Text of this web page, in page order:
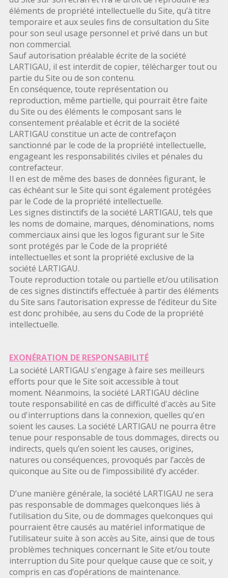
éléments de propriété intellectuelle du Site, qu’à titre
temporaire et aux seules fins de consultation du Site
pour son seul usage personnel et privé dans un but
non commercial.
Sauf autorisation préalable écrite de la société
LARTIGAU, il est interdit de copier, télécharger tout ou
partie du Site ou de son contenu.
En conséquence, toute représentation ou
reproduction, même partielle, qui pourrait être faite
du Site ou des éléments le composant sans le
consentement préalable et écrit de la société
LARTIGAU constitue un acte de contrefaçon
sanctionné par le code de la propriété intellectuelle,
engageant les responsabilités civiles et pénales du
contrefacteur.
Il en est de même des bases de données figurant, le
cas échéant sur le Site qui sont également protégées
par le Code de la propriété intellectuelle.
Les signes distinctifs de la société LARTIGAU, tels que
les noms de domaine, marques, dénominations, noms
commerciaux ainsi que les logos figurant sur le Site
sont protégés par le Code de la propriété
intellectuelles et sont la propriété exclusive de la
société LARTIGAU.
Toute reproduction totale ou partielle et/ou utilisation
de ces signes distinctifs effectuée à partir des éléments
du Site sans l’autorisation expresse de l’éditeur du Site
est donc prohibée, au sens du Code de la propriété
intellectuelle.
EXONÉRATION DE RESPONSABILITÉ
La société LARTIGAU s'engage à faire ses meilleurs
efforts pour que le Site soit accessible à tout
moment. Néanmoins, la société LARTIGAU décline
toute responsabilité en cas de difficulté d'accès au Site
ou d'interruptions dans la connexion, quelles qu'en
soient les causes. La société LARTIGAU ne pourra être
tenue pour responsable de tous dommages, directs ou
indirects, quels qu’en soient les causes, origines,
natures ou conséquences, provoqués par l’accès de
quiconque au Site ou de l’impossibilité d’y accéder.
D’une manière générale, la société LARTIGAU ne sera
pas responsable de dommages quelconques liés à
l’utilisation du Site, ou de dommages quelconques qui
pourraient être causés au matériel informatique de
l’utilisateur suite à son accès au Site, ainsi que de tous
problèmes techniques concernant le Site et/ou toute
interruption du Site pour quelque cause que ce soit, y
compris en cas d’opérations de maintenance.